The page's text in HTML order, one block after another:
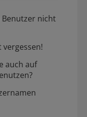
nicht
vergessen!
auch auf